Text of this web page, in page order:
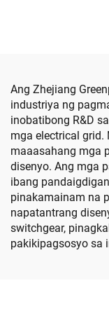
Ang Zhejiang
industriya ng
inobatibong R&D
mga electrical grid.
maaasahang mga
disenyo. Ang mga
ibang
pinakamainam na
napatantrang
switchgear,
pakikipagsosyo sa